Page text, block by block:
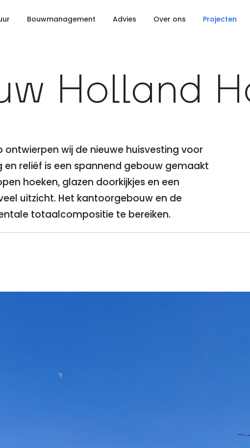
Bouwmanagement Advies Over ons Projecten
Holland
wij de nieuwe huisvesting voor
reliëf is een spannend gebouw gemaakt
hoeken, glazen doorkijkjes en een
uitzicht. Het kantoorgebouw en de
totaalcompositie te bereiken.